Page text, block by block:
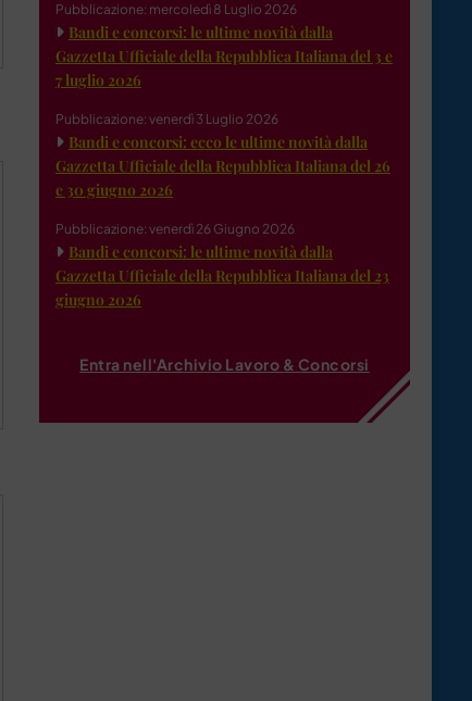
Pubblicazione: mercoledì 8 Luglio 2026
Bandi e concorsi: le ultime novità dalla
Gazzetta Ufficiale della Repubblica Italiana del 3 e
7 luglio 2026
Pubblicazione: venerdì 3 Luglio 2026
Bandi e concorsi: ecco le ultime novità dalla
Gazzetta Ufficiale della Repubblica Italiana del 26
e 30 giugno 2026
Pubblicazione: venerdì 26 Giugno 2026
Bandi e concorsi: le ultime novità dalla
Gazzetta Ufficiale della Repubblica Italiana del 23
giugno 2026
Entra nell'Archivio Lavoro & Concorsi